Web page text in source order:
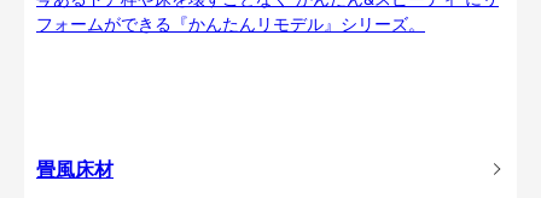
フォームができる『かんたんリモデル』シリーズ。
畳風床材